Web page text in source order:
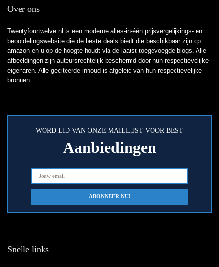
Over ons
Twentyfourtwelve.nl is een moderne alles-in-één prijsvergelijkings- en
beoordelingswebsite die de beste deals biedt die beschikbaar zijn op
amazon en u op de hoogte houdt via de laatst toegevoegde blogs. Alle
afbeeldingen zijn auteursrechtelijk beschermd door hun respectievelijke
eigenaren. Alle geciteerde inhoud is afgeleid van hun respectievelijke
bronnen.
WORD LID VAN ONZE MAILLIJST VOOR BEST
Aanbiedingen
Snelle links